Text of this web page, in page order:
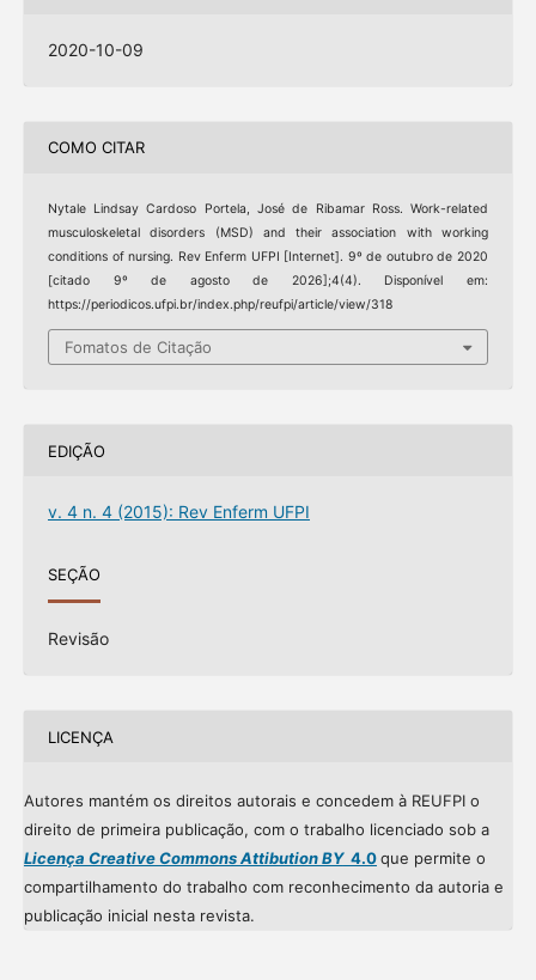
2020-10-09
COMO CITAR
Nytale Lindsay Cardoso Portela, José de Ribamar Ross. Work-related
musculoskeletal disorders (MSD) and their association with working
conditions of nursing. Rev Enferm UFPI [Internet]. 9º de outubro de 2020
[citado 9º de agosto de 2026];4(4). Disponível em:
https://periodicos.ufpi.br/index.php/reufpi/article/view/318
Fomatos de Citação
EDIÇÃO
v. 4 n. 4 (2015): Rev Enferm UFPI
SEÇÃO
Revisão
LICENÇA
Autores mantém os direitos autorais e concedem à REUFPI o
direito de primeira publicação, com o trabalho licenciado sob a
Licença Creative Commons Attibution BY4.0que permite o
compartilhamento do trabalho com reconhecimento da autoria e
publicação inicial nesta revista.